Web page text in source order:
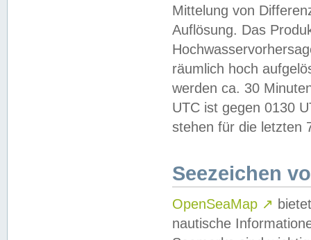
Mittelung von
Auflösung. Das
räumlich hoch
werden ca. 30
UTC ist gegen 0130
stehen für die letzten
Seezeichen
OpenSeaMap ↗
nautische